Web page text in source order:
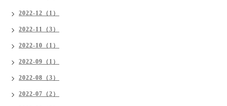
2022-12（1）
2022-11（3）
2022-10（1）
2022-09（1）
2022-08（3）
2022-07（2）